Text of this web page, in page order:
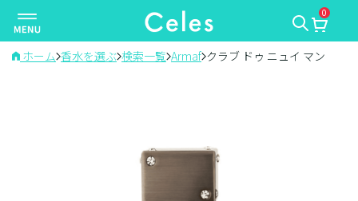
ナ
ビ
ゲ
0
ホーム 香水を選ぶ 検索一覧 Armaf クラブ ドゥ ニュイ マン